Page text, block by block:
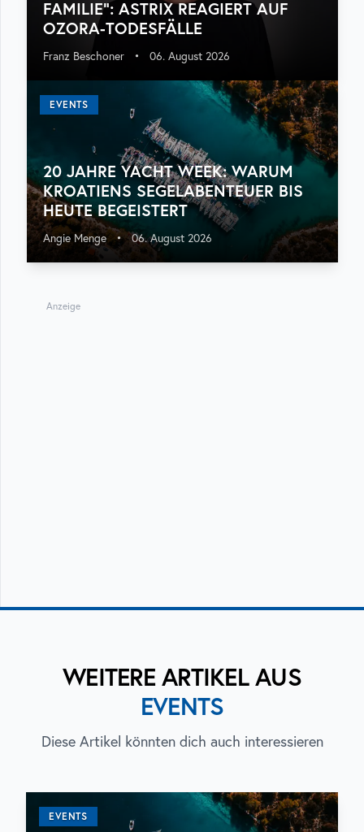
FAMILIE“: ASTRIX REAGIERT AUF
OZORA-TODESFÄLLE
Franz Beschoner • 06. August 2026
EVENTS
20 JAHRE YACHT WEEK: WARUM
KROATIENS SEGELABENTEUER BIS
HEUTE BEGEISTERT
Angie Menge • 06. August 2026
Anzeige
WEITERE ARTIKEL AUS
EVENTS
Diese Artikel könnten dich auch interessieren
EVENTS